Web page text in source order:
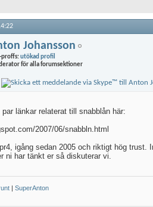
Johansson
proffs:utökad profil
för alla forumsektioner
länkar relaterat till snabblån här:
2007/06/snabbln.html
igång sedan 2005 och riktigt hög
ni har tänkt er så diskuterar vi.
| SuperAnton